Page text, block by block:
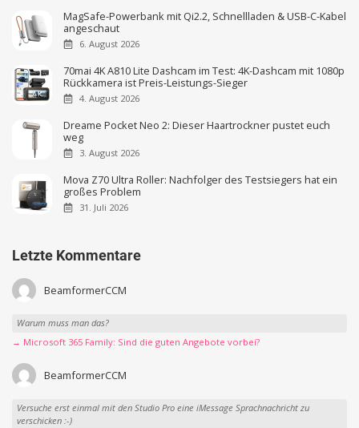
MagSafe-Powerbank mit Qi2.2, Schnellladen & USB-C-Kabel
angeschaut
6. August 2026
70mai 4K A810 Lite Dashcam im Test: 4K-Dashcam mit 1080p
Rückkamera ist Preis-Leistungs-Sieger
4. August 2026
Dreame Pocket Neo 2: Dieser Haartrockner pustet euch
weg
3. August 2026
Mova Z70 Ultra Roller: Nachfolger des Testsiegers hat ein
großes Problem
31. Juli 2026
Letzte Kommentare
BeamformerCCM
Warum muss man das?
→ Microsoft 365 Family: Sind die guten Angebote vorbei?
BeamformerCCM
Versuche erst einmal mit den Studio Pro eine iMessage Sprachnachricht zu
verschicken :-)